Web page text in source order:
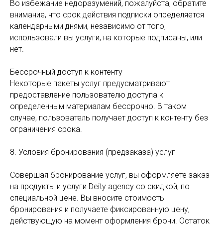
Во избежание недоразумений, пожалуйста, обратите
внимание, что срок действия подписки определяется
календарными днями, независимо от того,
использовали вы услуги, на которые подписаны, или
нет.
Бессрочный доступ к контенту
Некоторые пакеты услуг предусматривают
предоставление пользователю доступа к
определенным материалам бессрочно. В таком
случае, пользователь получает доступ к контенту без
ограничения срока.
8. Условия бронирования (предзаказа) услуг
Совершая бронирование услуг, вы оформляете заказ
на продукты и услуги Deity agency со скидкой, по
специальной цене. Вы вносите стоимость
бронирования и получаете фиксированную цену,
действующую на момент оформления брони. Остаток